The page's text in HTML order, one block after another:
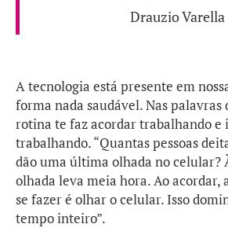
Drauzio Varella
A tecnologia está presente em
forma nada saudável. Nas palavras
rotina te faz acordar trabalhando e
trabalhando. “Quantas pessoas
dão uma última olhada no celular?
olhada leva meia hora. Ao acordar,
se fazer é olhar o celular. Isso
tempo inteiro”.